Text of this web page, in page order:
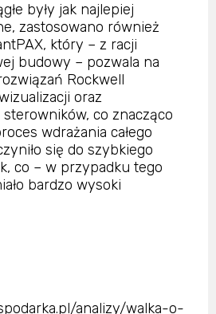
były jak najlepiej
zastosowano również
który – z racji
budowy – pozwala na
Rockwell
oraz
co znacząco
wdrażania całego
się do szybkiego
co – w przypadku tego
bardzo wysoki
analizy/walka-o-